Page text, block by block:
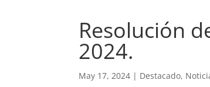
Resolución
2024.
May 17, 2024 | Destacado,